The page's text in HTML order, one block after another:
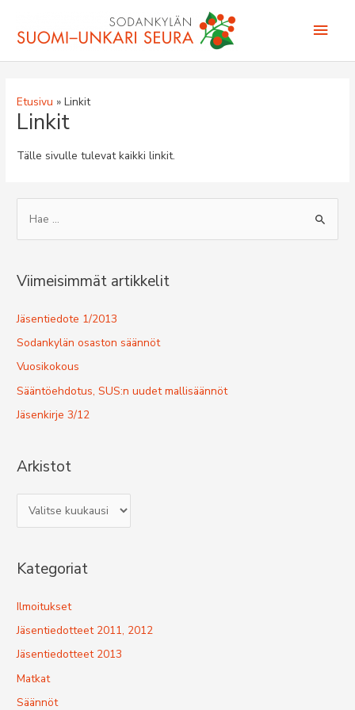
sisältöön
Etusivu Linkit
Linkit
Tälle sivulle tulevat kaikki linkit.
r
h
f
Viimeisimmät artikkelit
Jäsentiedote 1/2013
Sodankylän osaston säännöt
Vuosikokous
Sääntöehdotus, SUS:n uudet mallisäännöt
Jäsenkirje 3/12
Arkistot
r
i
t
o
t
Kategoriat
Ilmoitukset
Jäsentiedotteet 2011, 2012
Jäsentiedotteet 2013
Matkat
Säännöt